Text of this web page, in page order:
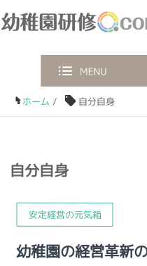
ホーム / 自分自身
自分自身
安定経営の元気箱
幼稚園の経営革新